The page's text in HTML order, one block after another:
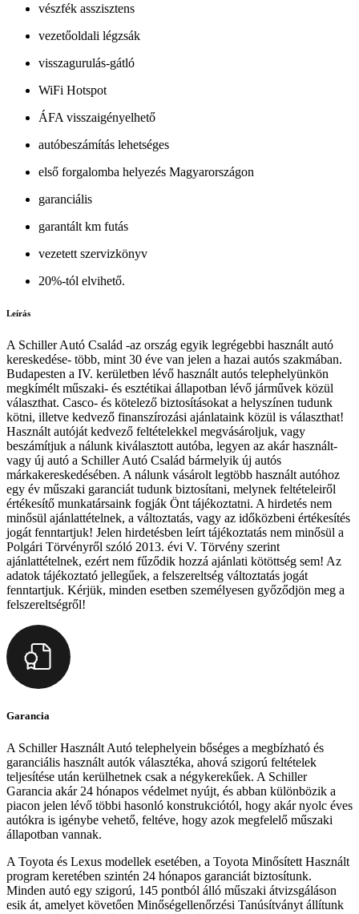
vészfék asszisztens
vezetőoldali légzsák
visszagurulás-gátló
WiFi Hotspot
ÁFA visszaigényelhető
autóbeszámítás lehetséges
első forgalomba helyezés Magyarországon
garanciális
garantált km futás
vezetett szervizkönyv
20%-tól elvihető.
Leírás
A Schiller Autó Család -az ország egyik legrégebbi használt autó
kereskedése- több, mint 30 éve van jelen a hazai autós szakmában.
Budapesten a IV. kerületben lévő használt autós telephelyünkön
megkímélt műszaki- és esztétikai állapotban lévő járművek közül
választhat. Casco- és kötelező biztosításokat a helyszínen tudunk
kötni, illetve kedvező finanszírozási ajánlataink közül is választhat!
Használt autóját kedvező feltételekkel megvásároljuk, vagy
beszámítjuk a nálunk kiválasztott autóba, legyen az akár használt-
vagy új autó a Schiller Autó Család bármelyik új autós
márkakereskedésében. A nálunk vásárolt legtöbb használt autóhoz
egy év műszaki garanciát tudunk biztosítani, melynek feltételeiről
értékesítő munkatársaink fogják Önt tájékoztatni. A hirdetés nem
minősül ajánlattételnek, a változtatás, vagy az időközbeni értékesítés
jogát fenntartjuk! Jelen hirdetésben leírt tájékoztatás nem minősül a
Polgári Törvényről szóló 2013. évi V. Törvény szerint
ajánlattételnek, ezért nem fűződik hozzá ajánlati kötöttség sem! Az
adatok tájékoztató jellegűek, a felszereltség változtatás jogát
fenntartjuk. Kérjük, minden esetben személyesen győződjön meg a
felszereltségről!
Garancia
A Schiller Használt Autó telephelyein bőséges a megbízható és
garanciális használt autók választéka, ahová szigorú feltételek
teljesítése után kerülhetnek csak a négykerekűek. A Schiller
Garancia akár 24 hónapos védelmet nyújt, és abban különbözik a
piacon jelen lévő többi hasonló konstrukciótól, hogy akár nyolc éves
autókra is igénybe vehető, feltéve, hogy azok megfelelő műszaki
állapotban vannak.
A Toyota és Lexus modellek esetében, a Toyota Minősített Használt
program keretében szintén 24 hónapos garanciát biztosítunk.
Minden autó egy szigorú, 145 pontból álló műszaki átvizsgáláson
esik át, amelyet követően Minőségellenőrzési Tanúsítványt állítunk